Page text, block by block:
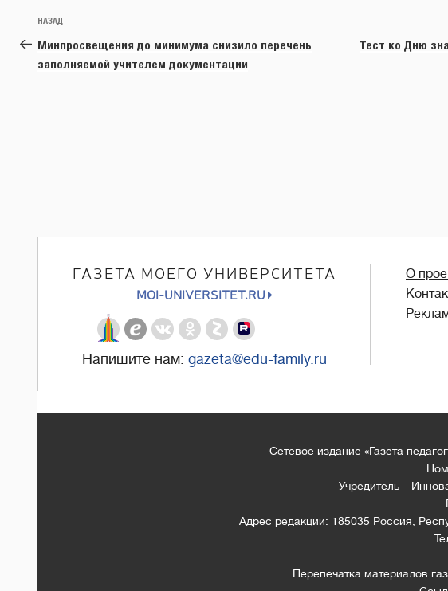
Навигация
по
записям
Предыдущая
запись:
НАЗАД
Минпросвещения до минимума снизило перечень
заполняемой учителем документации
Тест ко Дню
ГАЗЕТА МОЕГО УНИВЕРСИТЕТА
MOI-UNIVERSITET.RU
Напишите нам: gazeta@edu-family.ru
О
Сетевое издание «Газета
Учредитель –
Адрес редакции: 185035 Россия,
Перепечатка материалов